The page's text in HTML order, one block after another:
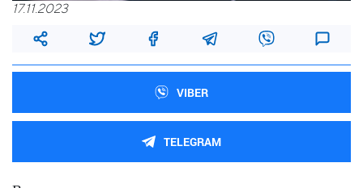
17.11.2023
VIBER
TELEGRAM